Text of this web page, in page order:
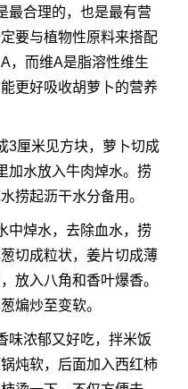
最合理的，也是最有营
要与植物性原料来搭配
，而维A是脂溶性维生
更好吸收胡萝卜的营养
3厘米见方块，萝卜切成
加水放入牛肉焯水。捞
捞起沥干水分备用。
中焯水，去除血水，捞
切成粒状，姜片切成薄
放入八角和香叶爆香。
煸炒至变软。
味浓郁又好吃，拌米饭
炖软，后面加入西红柿